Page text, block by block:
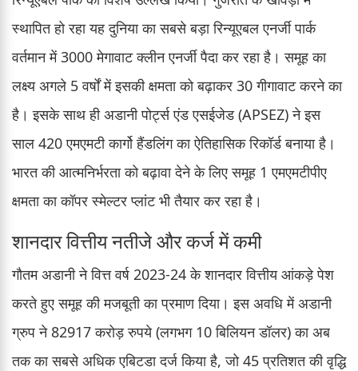
स्थापित हो रहा यह दुनिया का सबसे बड़ा रिन्यूएबल एनर्जी पार्क
वर्तमान में 3000 मेगावाट क्लीन एनर्जी पैदा कर रहा है। समूह का
लक्ष्य अगले 5 वर्षों में इसकी क्षमता को बढ़ाकर 30 गीगावाट करने का
है। इसके साथ ही अडानी पोर्ट्स एंड एसईजेड (APSEZ) ने इस
साल 420 एमएमटी कार्गो हैंडलिंग का ऐतिहासिक रिकॉर्ड बनाया है।
भारत की आत्मनिर्भरता को बढ़ावा देने के लिए समूह 1 एमएमटीपीए
क्षमता का कॉपर स्मेल्टर प्लांट भी तैयार कर रहा है।
शानदार वित्तीय नतीजे और कर्ज में कमी
गौतम अडानी ने वित्त वर्ष 2023-24 के शानदार वित्तीय आंकड़े पेश
करते हुए समूह की मजबूती का प्रमाण दिया। इस अवधि में अडानी
ग्रुप ने 82917 करोड़ रुपये (लगभग 10 बिलियन डॉलर) का अब
तक का सबसे अधिक एबिटडा दर्ज किया है, जो 45 प्रतिशत की वृद्धि